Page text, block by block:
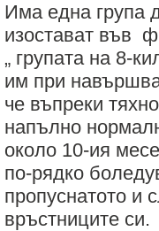
Има една група
изостават във
„ групата на 8-
им при
че въпреки
напълно
около 10-ия
по-рядко
пропуснатото и
връстниците си.